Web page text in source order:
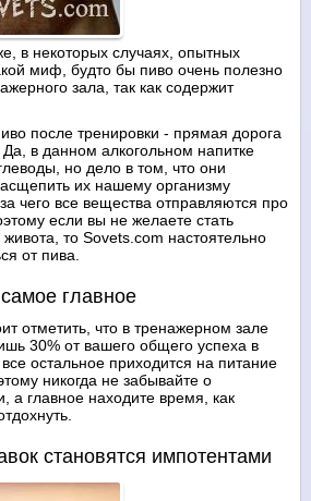
в некоторых случаях, опытных
миф, будто бы пиво очень полезно
зала, так как содержит
после тренировки - прямая дорога
в данном алкогольном напитке
но дело в том, что они
их нашему организму
чего все вещества отправляются про
если вы не желаете стать
то Sovets.com настоятельно
от пива.
главное
отметить, что в тренажерном зале
30% от вашего общего успеха в
остальное приходится на питание
никогда не забывайте о
а главное находите время, как
становятся импотентами